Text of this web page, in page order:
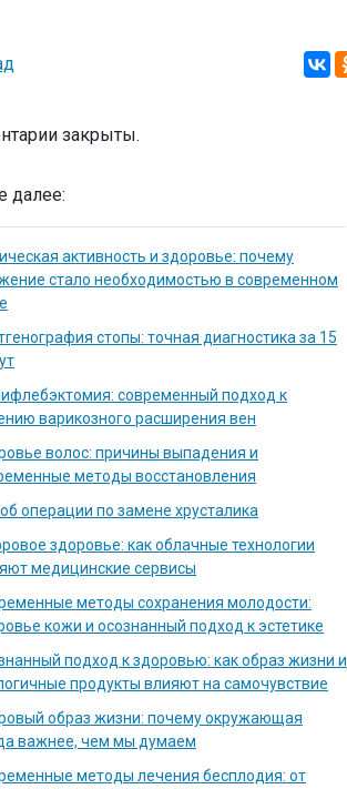
закрыты.
далее:
активность и здоровье: почему
стало необходимостью в современном
стопы: точная диагностика за 15
современный подход к
варикозного расширения вен
волос: причины выпадения и
методы восстановления
операции по замене хрусталика
здоровье: как облачные технологии
медицинские сервисы
методы сохранения молодости:
кожи и осознанный подход к эстетике
подход к здоровью: как образ жизни и
продукты влияют на самочувствие
образ жизни: почему окружающая
важнее, чем мы думаем
методы лечения бесплодия: от